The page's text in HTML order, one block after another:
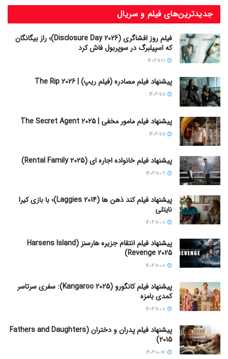
جدیدترین‌های فیلم و سریال
فیلم روز افشاگری (Disclosure Day 2026)؛ راز بیگانگان
که اسپیلبرگ در سوپربول فاش کرد
پیشنهاد فیلم مصادره (فیلم ریپ) | The Rip 2026
پیشنهاد فیلم مامور مخفی | The Secret Agent 2025
پیشنهاد فیلم خانواده اجاره‌ ای (Rental Family 2025)
پیشنهاد فیلم کند ذهن ها (Laggies 2014)؛ با بازی کیرا
نایتلی
پیشنهاد فیلم انتقام جزیره هارسنز (Harsens Island
Revenge 2025)
پیشنهاد فیلم کانگورو (Kangaroo 2025): سفری سرتاسر
کمدی بامزه
پیشنهاد فیلم پدران و دختران (Fathers and Daughters
2015)